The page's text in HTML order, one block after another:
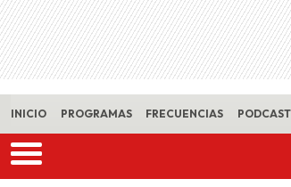
INICIO PROGRAMAS FRECUENCIAS PODCAST